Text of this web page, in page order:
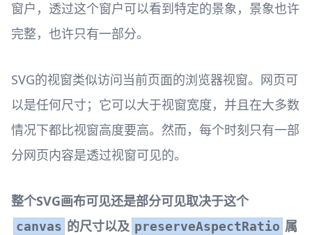
窗户，透过这个窗户可以看到特定的景象，景象也许
完整，也许只有一部分。
SVG的视窗类似访问当前页面的浏览器视窗。网页可
以是任何尺寸；它可以大于视窗宽度，并且在大多数
情况下都比视窗高度要高。然而，每个时刻只有一部
分网页内容是透过视窗可见的。
整个SVG画布可见还是部分可见取决于这个
canvas 的尺寸以及 preserveAspectRatio 属